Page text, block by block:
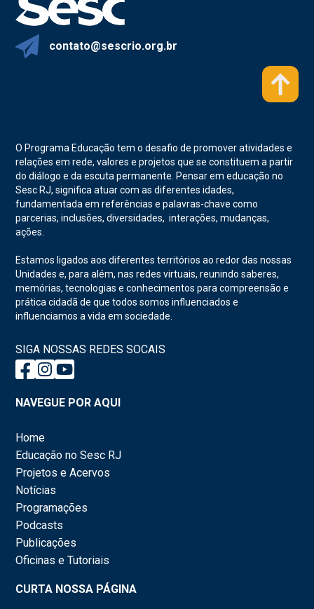
contato@sescrio.org.br
O Programa Educação tem o desafio de promover atividades e
relações em rede, valores e projetos que se constituem a partir
do diálogo e da escuta permanente. Pensar em educação no
Sesc RJ, significa atuar com as diferentes idades,
fundamentada em referências e palavras-chave como
parcerias, inclusões, diversidades, interações, mudanças,
ações.
Estamos ligados aos diferentes territórios ao redor das nossas
Unidades e, para além, nas redes virtuais, reunindo saberes,
memórias, tecnologias e conhecimentos para compreensão e
prática cidadã de que todos somos influenciados e
influenciamos a vida em sociedade.
SIGA NOSSAS REDES SOCAIS
NAVEGUE POR AQUI
Home
Educação no Sesc RJ
Projetos e Acervos
Notícias
Programações
Podcasts
Publicações
Oficinas e Tutoriais
CURTA NOSSA PÁGINA